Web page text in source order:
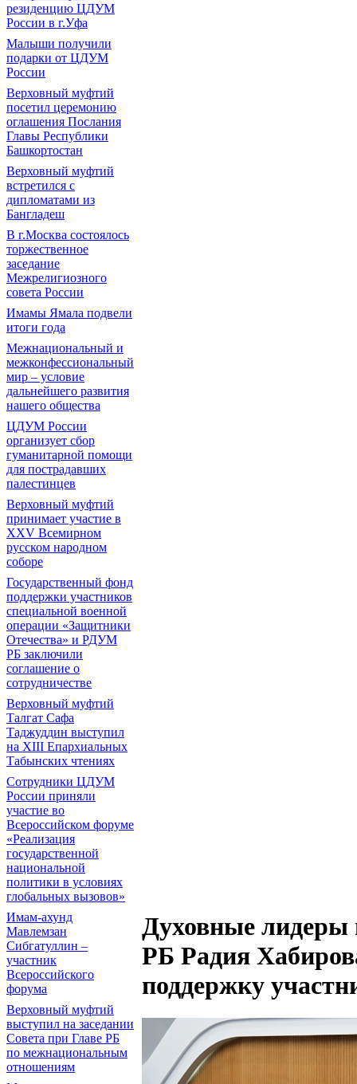
резиденцию ЦДУМ
России в г.Уфа
Малыши получили
подарки от ЦДУМ
России
Верховный муфтий
посетил церемонию
оглашения Послания
Главы Республики
Башкортостан
Верховный муфтий
встретился с
дипломатами из
Бангладеш
В г.Москва состоялось
торжественное
заседание
Межрелигиозного
совета России
Имамы Ямала подвели
итоги года
Межнациональный и
межконфессиональный
мир – условие
дальнейшего развития
нашего общества
ЦДУМ России
организует сбор
гуманитарной помощи
для пострадавших
палестинцев
Верховный муфтий
принимает участие в
XXV Всемирном
русском народном
соборе
Государственный фонд
поддержки участников
специальной военной
операции «Защитники
Отечества» и РДУМ
РБ заключили
соглашение о
сотрудничестве
Верховный муфтий
Талгат Сафа
Таджуддин выступил
на ХIII Епархиальных
Табынских чтениях
Сотрудники ЦДУМ
России приняли
участие во
Всероссийском форуме
«Реализация
государственной
национальной
политики в условиях
глобальных вызовов»
Имам-ахунд
Мавлемзан
Сибгатуллин –
участник
Всероссийского
форума
Верховный муфтий
выступил на заседании
Совета при Главе РБ
по межнациональным
отношениям
Духовные лидеры
РБ Радия
поддержку